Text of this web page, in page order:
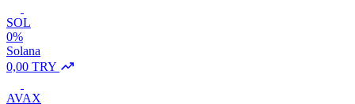
SOL
0%
Solana
0,00 TRY
AVAX